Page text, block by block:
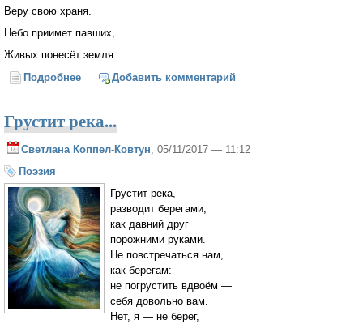
Веру свою храня.
Небо приимет павших,
Живых понесёт земля.
Подробнее о Если случится бегство
Добавить комментарий
Грустит река...
Светлана Коппел-Ковтун, 05/11/2017 — 11:12
Поэзия
Грустит река,
разводит берегами,
как давний друг
порожними руками.
Не повстречаться нам,
как берегам:
не погрустить вдвоём —
себя довольно вам.
Нет, я — не берег,